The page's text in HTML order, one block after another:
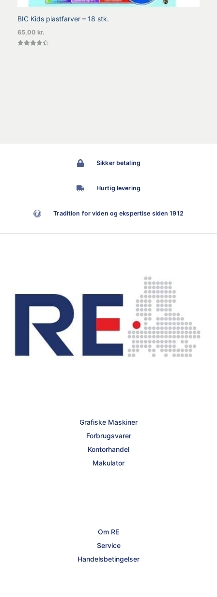
BIC Kids plastfarver – 18 stk.
65,00 kr.
Sikker betaling
Hurtig levering
Tradition for viden og ekspertise siden 1912
Grafiske Maskiner
Forbrugsvarer
Kontorhandel
Makulator
Om RE
Service
Handelsbetingelser